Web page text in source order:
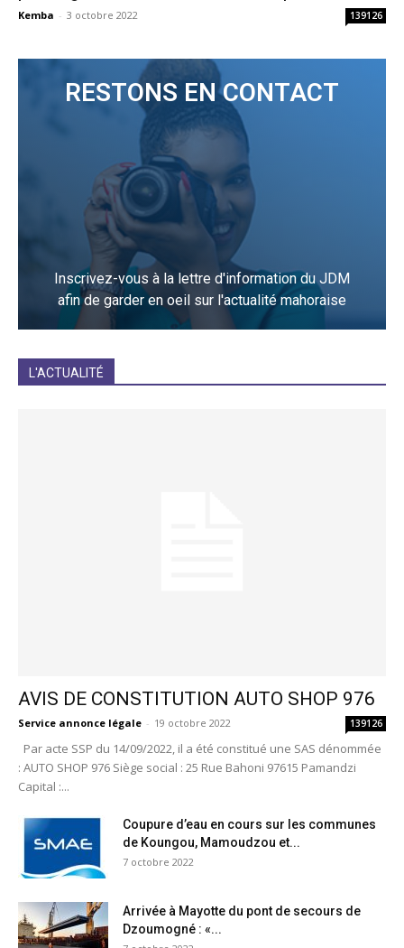
Kemba - 3 octobre 2022 139126
RESTONS EN CONTACT
Inscrivez-vous à la lettre d'information du JDM
afin de garder en oeil sur l'actualité mahoraise
L'ACTUALITÉ
AVIS DE CONSTITUTION AUTO SHOP 976
Service annonce légale - 19 octobre 2022 139126
Par acte SSP du 14/09/2022, il a été constitué une SAS dénommée
: AUTO SHOP 976 Siège social : 25 Rue Bahoni 97615 Pamandzi
Capital :...
Coupure d’eau en cours sur les communes
de Koungou, Mamoudzou et...
7 octobre 2022
Arrivée à Mayotte du pont de secours de
Dzoumogné : «...